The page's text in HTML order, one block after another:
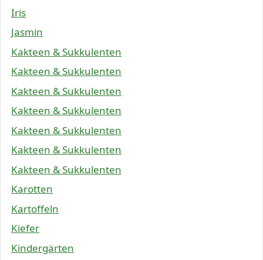
Iris
Jasmin
Kakteen & Sukkulenten
Kakteen & Sukkulenten
Kakteen & Sukkulenten
Kakteen & Sukkulenten
Kakteen & Sukkulenten
Kakteen & Sukkulenten
Kakteen & Sukkulenten
Karotten
Kartoffeln
Kiefer
Kindergärten